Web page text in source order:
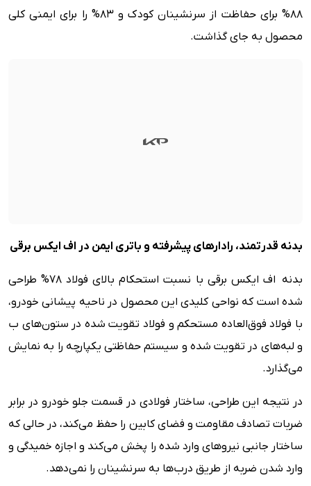
88% برای حفاظت از سرنشینان کودک و 83% را برای ایمنی کلی
محصول به جای گذاشت.
بدنه قدرتمند، رادارهای پیشرفته و باتری ایمن در اف ایکس برقی
بدنه اف ایکس برقی با نسبت استحکام بالای فولاد 78% طراحی
شده است که نواحی کلیدی این محصول در ناحیه پیشانی خودرو،
با فولاد فوق‌العاده مستحکم و فولاد تقویت شده در ستون‌های ب
و لبه‌های در تقویت شده و سیستم حفاظتی یکپارچه را به نمایش
می‌گذارد.
در نتیجه این طراحی، ساختار فولادی در قسمت جلو خودرو در برابر
ضربات تصادف مقاومت و فضای کابین را حفظ می‌کند، در حالی که
ساختار جانبی نیروهای وارد شده را پخش می‌کند و اجازه خمیدگی و
وارد شدن ضربه از طریق درب‌ها به سرنشینان را نمی‌دهد.